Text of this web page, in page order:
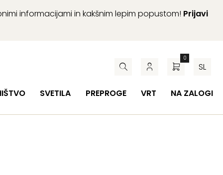
informacijami in kakšnim lepim popustom! Prijavi
0
SL
SVETILA PREPROGE VRT NA ZALOGI